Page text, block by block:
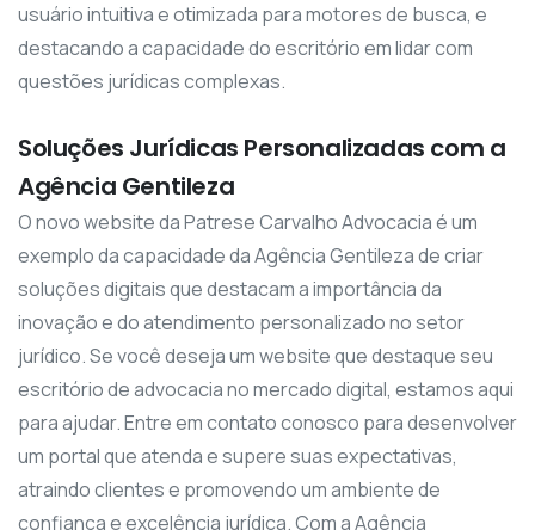
usuário intuitiva e otimizada para motores de busca, e
destacando a capacidade do escritório em lidar com
questões jurídicas complexas.
Soluções Jurídicas Personalizadas com a
Agência Gentileza
O novo website da Patrese Carvalho Advocacia é um
exemplo da capacidade da Agência Gentileza de criar
soluções digitais que destacam a importância da
inovação e do atendimento personalizado no setor
jurídico. Se você deseja um website que destaque seu
escritório de advocacia no mercado digital, estamos aqui
para ajudar. Entre em contato conosco para desenvolver
um portal que atenda e supere suas expectativas,
atraindo clientes e promovendo um ambiente de
confiança e excelência jurídica. Com a Agência